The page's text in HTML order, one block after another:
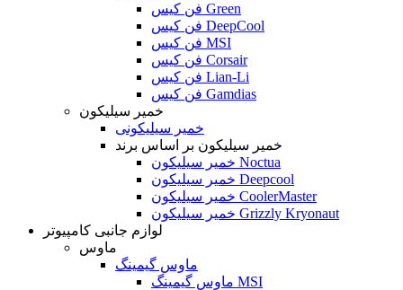
فن کیس Green
فن کیس DeepCool
فن کیس MSI
فن کیس Corsair
فن کیس Lian-Li
فن کیس Gamdias
خمیر سیلیکون
خمیر سیلیکونی
خمیر سیلیکون بر اساس برند
خمیر سیلیکون Noctua
خمیر سیلیکون Deepcool
خمیر سیلیکون CoolerMaster
خمیر سیلیکون Grizzly Kryonaut
لوازم جانبی کامپیوتر
ماوس
ماوس گیمینگ
ماوس گیمینگ MSI